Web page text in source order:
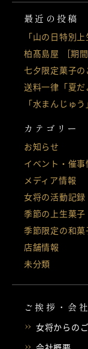
最近の投稿
「山の日特別
柏髙島屋 ［期
七夕限定菓子の
送料一律「夏
「水まんじゅ
カテゴリー
お知らせ
イベント・催事
メディア情報
女将の活動記録
季節の上生菓子
季節限定の和菓
店舗情報
未分類
ご挨拶・会
女将からの